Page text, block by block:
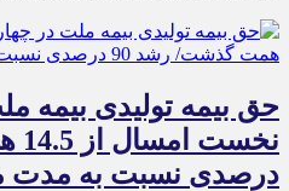
حق بیمه تولیدی بیمه
درصدی نسبت به مدت